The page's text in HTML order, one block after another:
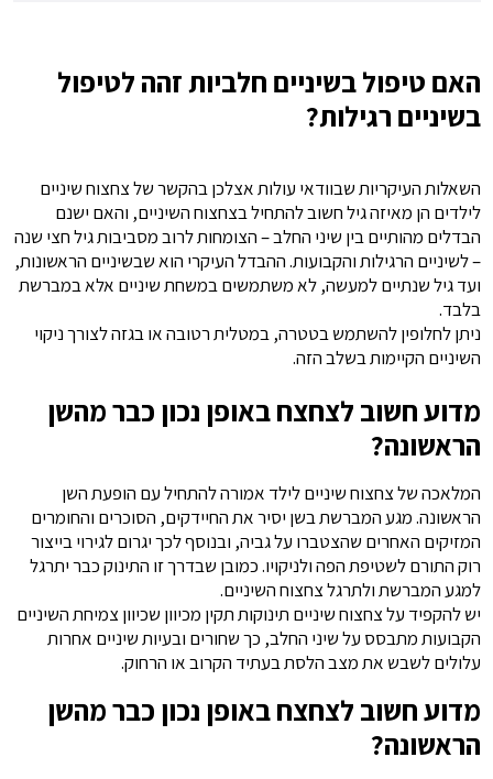
האם טיפול בשיניים חלביות זהה לטיפול
בשיניים רגילות?
השאלות העיקריות שבוודאי עולות אצלכן בהקשר של צחצוח שיניים
לילדים הן מאיזה גיל חשוב להתחיל בצחצוח השיניים, והאם ישנם
הבדלים מהותיים בין שיני החלב – הצומחות לרוב מסביבות גיל חצי שנה
– לשיניים הרגילות והקבועות. ההבדל העיקרי הוא שבשיניים הראשונות,
ועד גיל שנתיים למעשה, לא משתמשים במשחת שיניים אלא במברשת
בלבד.
ניתן לחלופין להשתמש בטטרה, במטלית רטובה או בגזה לצורך ניקוי
השיניים הקיימות בשלב הזה.
מדוע חשוב לצחצח באופן נכון כבר מהשן
הראשונה?
המלאכה של צחצוח שיניים לילד אמורה להתחיל עם הופעת השן
הראשונה. מגע המברשת בשן יסיר את החיידקים, הסוכרים והחומרים
המזיקים האחרים שהצטברו על גביה, ובנוסף לכך יגרום לגירוי בייצור
רוק התורם לשטיפת הפה ולניקויו. כמובן שבדרך זו התינוק כבר יתרגל
למגע המברשת ולתרגל צחצוח השיניים.
יש להקפיד על צחצוח שיניים תינוקות תקין מכיוון שכיוון צמיחת השיניים
הקבועות מתבסס על שיני החלב, כך שחורים ובעיות שיניים אחרות
עלולים לשבש את מצב הלסת בעתיד הקרוב או הרחוק.
מדוע חשוב לצחצח באופן נכון כבר מהשן
הראשונה?